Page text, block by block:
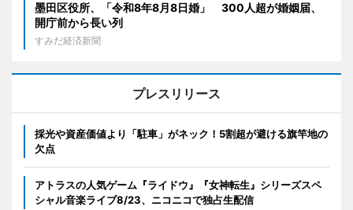
墨田区役所、「令和8年8月8日婚」 300人超が婚姻届、
開庁前から長い列
すみだ経済新聞
プレスリリース
採光や資産価値より「駐車」がネック！5割超が避ける旗竿地の
欠点
アトラスの人気ゲーム『ライドウ』『女神転生』シリーズスペ
シャル音楽ライブ8/23、ニコニコで独占生配信